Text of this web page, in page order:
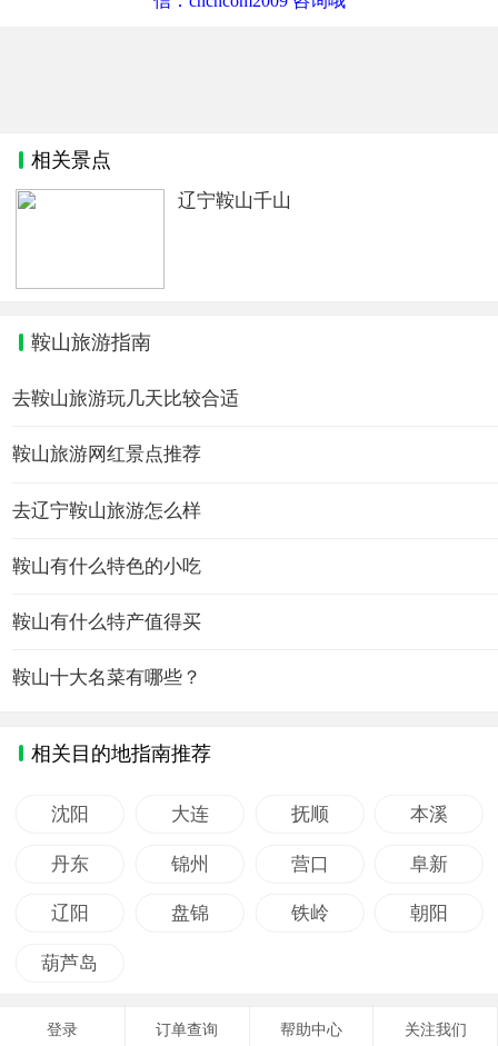
相关景点
辽宁鞍山千山
鞍山旅游指南
去鞍山旅游玩几天比较合适
鞍山旅游网红景点推荐
去辽宁鞍山旅游怎么样
鞍山有什么特色的小吃
鞍山有什么特产值得买
鞍山十大名菜有哪些？
相关目的地指南推荐
沈阳 大连 抚顺 本溪
丹东 锦州 营口 阜新
辽阳 盘锦 铁岭 朝阳
葫芦岛
登录 订单查询 帮助中心 关注我们